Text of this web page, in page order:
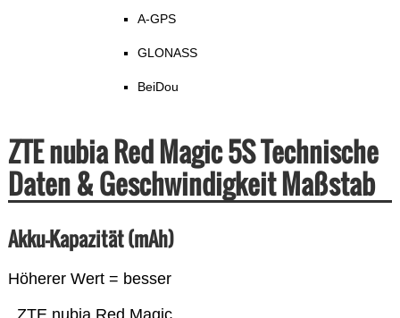
A-GPS
GLONASS
BeiDou
ZTE nubia Red Magic 5S Technische
Daten & Geschwindigkeit Maßstab
Akku-Kapazität (mAh)
Höherer Wert = besser